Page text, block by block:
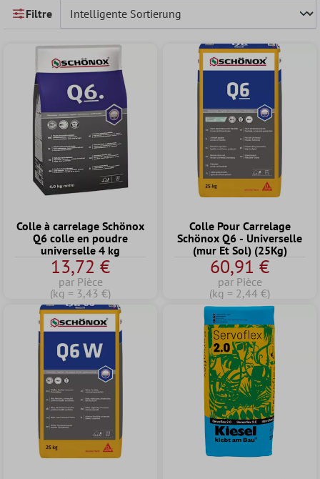
Filtre
Colle à carrelage Schönox
Q6 colle en poudre
universelle 4 kg
13,72 €
par Pièce
(kg = 3,43 €)
Colle Pour Carrelage
Schönox Q6 - Universelle
(mur Et Sol) (25Kg)
60,91 €
par Pièce
(kg = 2,44 €)